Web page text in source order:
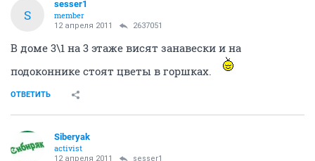
S
sesser1
member
12 апреля 2011 2637051
В доме 3\1 на 3 этаже висят занавески и на
подоконнике стоят цветы в горшках.
ОТВЕТИТЬ
Siberyak
activist
12 апреля 2011 sesser1